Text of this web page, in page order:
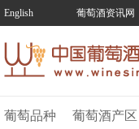
English 葡萄酒资讯网
葡萄品种 葡萄酒产区